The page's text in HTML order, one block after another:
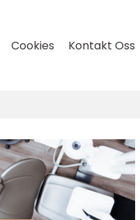
Cookies Kontakt Oss